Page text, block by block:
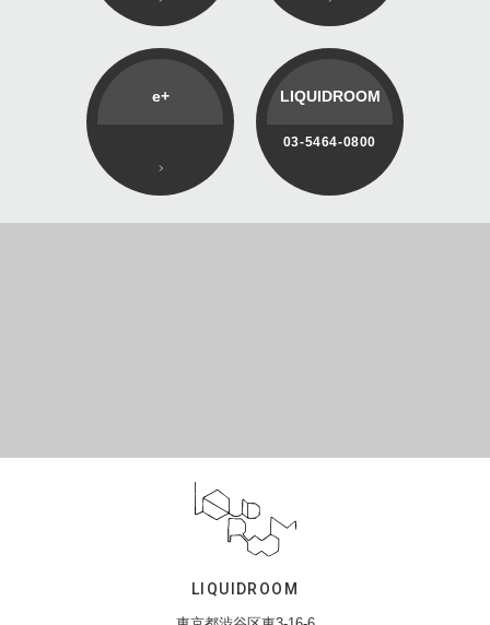
e+ LIQUIDROOM
03-5464-0800
LIQUIDROOM